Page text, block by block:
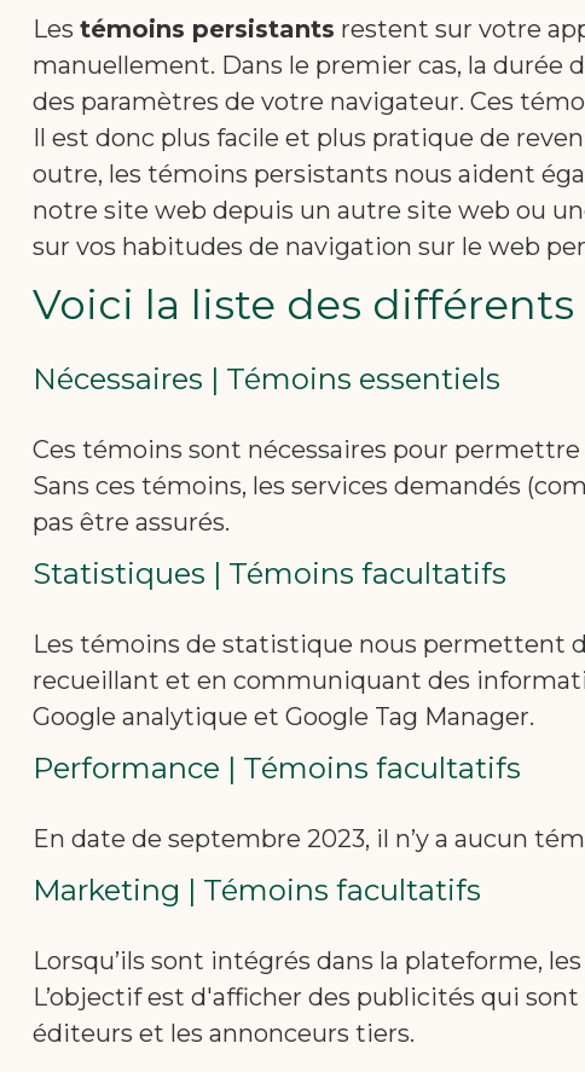
Les témoins persistants restent sur votre
manuellement. Dans le premier cas, la durée
des paramètres de votre navigateur. Ces
Il est donc plus facile et plus pratique de
outre, les témoins persistants nous aident
notre site web depuis un autre site web ou
sur vos habitudes de navigation sur le web
Voici la liste des
Nécessaires | Témoins essentiels
Ces témoins sont nécessaires pour
Sans ces témoins, les services demandés
pas être assurés.
Statistiques | Témoins facultatifs
Les témoins de statistique nous permettent
recueillant et en communiquant des
Google analytique et Google Tag Manager.
Performance | Témoins facultatifs
En date de septembre 2023, il n’y a aucun
Marketing | Témoins facultatifs
Lorsqu’ils sont intégrés dans la plateforme,
L’objectif est d'afficher des publicités qui
éditeurs et les annonceurs tiers.